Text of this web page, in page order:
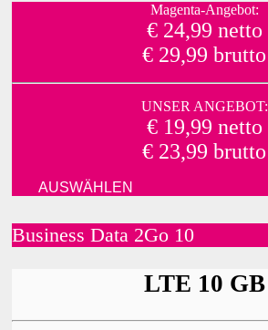
Magenta-Angebot:
€ 24,99 netto
€ 29,99 brutto
UNSER ANGEBOT:
€ 19,99 netto
€ 23,99 brutto
AUSWÄHLEN
Business Data 2Go 10
LTE 10 GB